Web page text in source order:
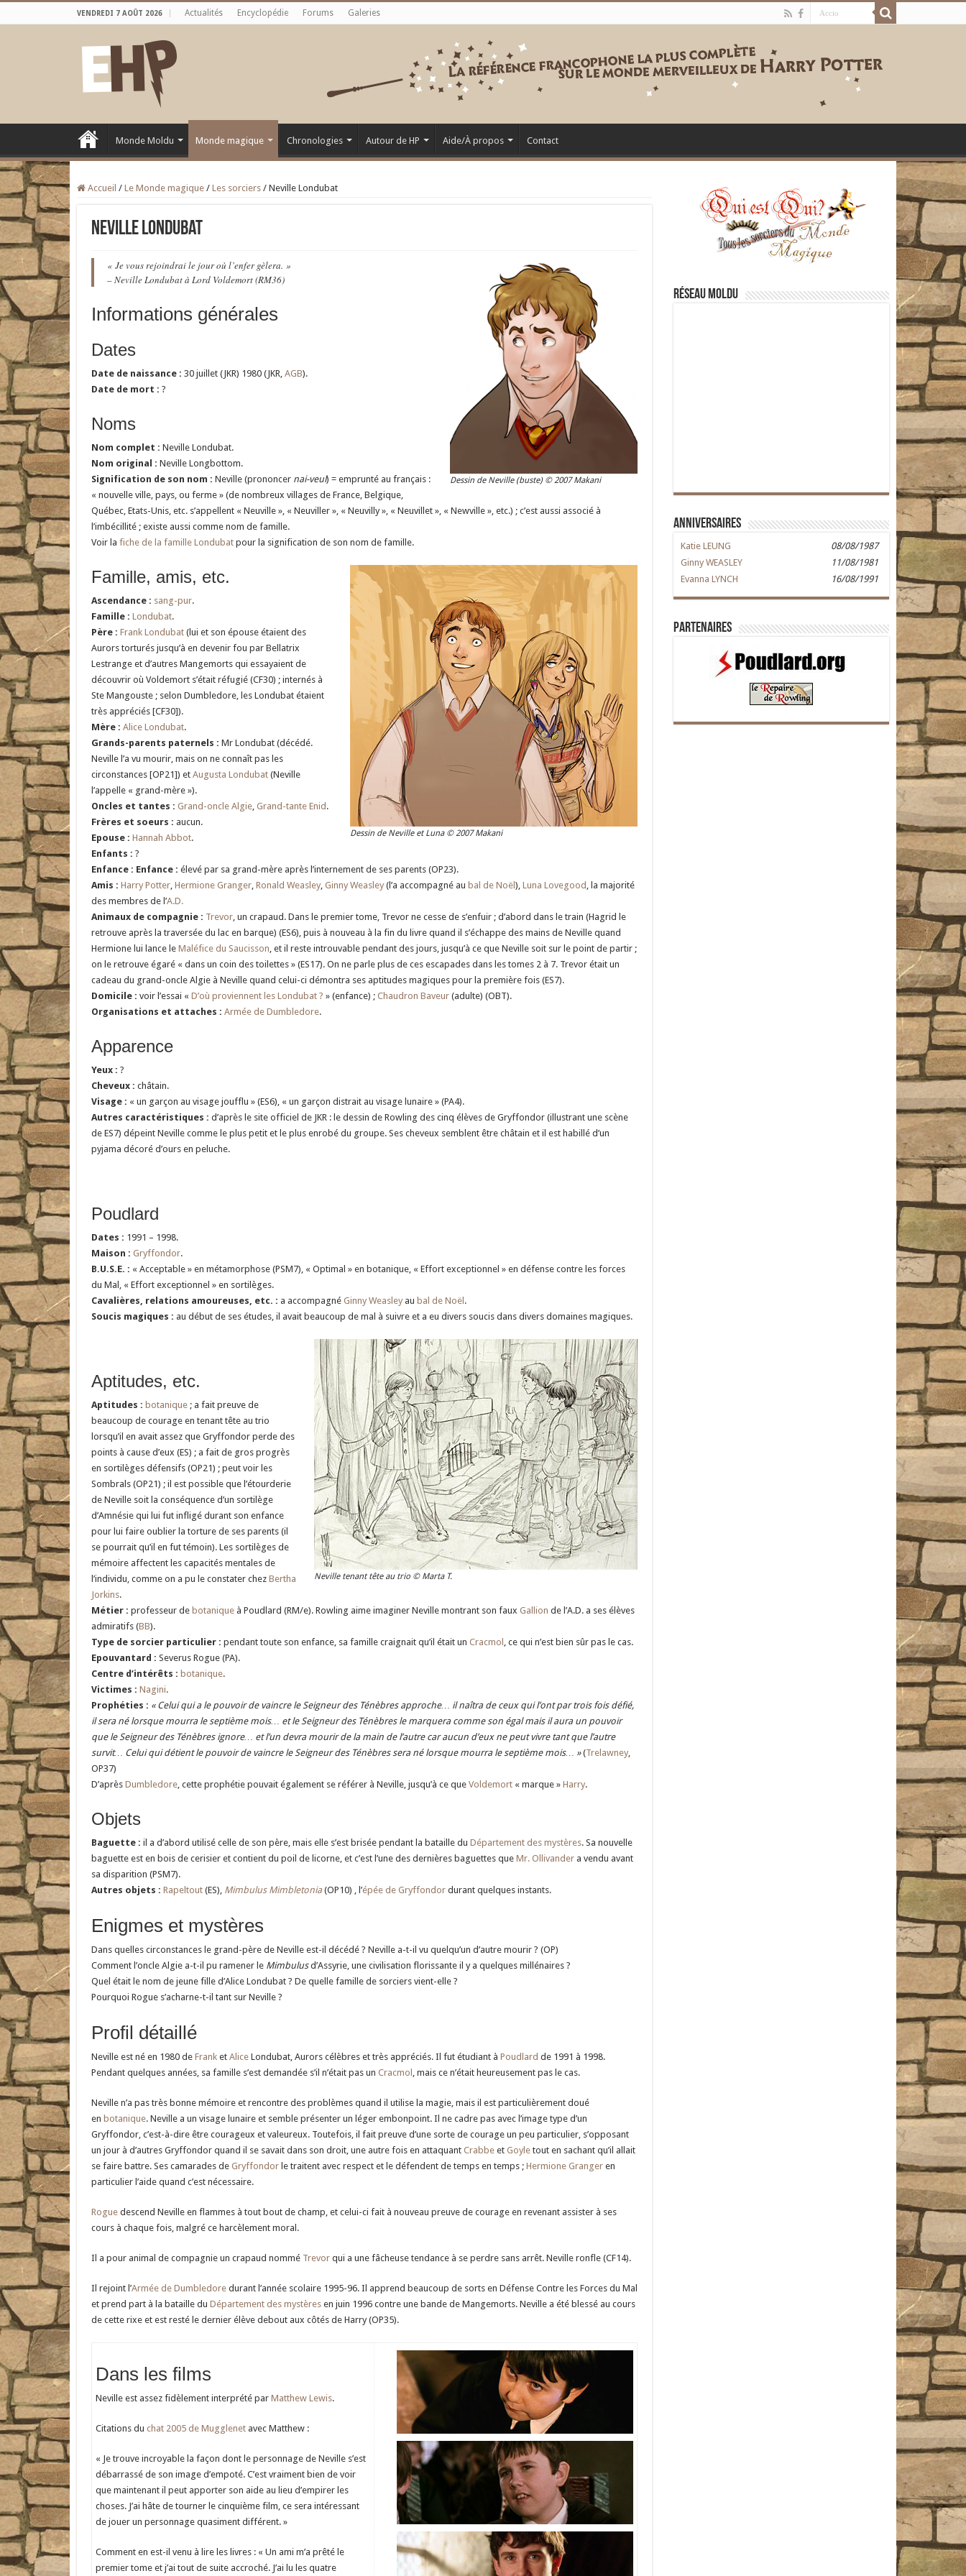
VENDREDI 7 AOÛT 2026 Actualités Encyclopédie Forums Galeries
Monde Moldu Monde magique Chronologies Autour de HP Aide/À propos Contact
Accueil / Le Monde magique / Les sorciers / Neville Londubat
Neville Londubat
Dessin de Neville (buste) © 2007 Makani
« Je vous rejoindrai le jour où l’enfer gèlera. »
– Neville Londubat à Lord Voldemort (RM36)
Informations générales
Dates
Date de naissance : 30 juillet (JKR) 1980 (JKR, AGB).
Date de mort : ?
Noms
Nom complet : Neville Londubat.
Nom original : Neville Longbottom.
Signification de son nom : Neville (prononcer nai-veul) = emprunté au français :
« nouvelle ville, pays, ou ferme » (de nombreux villages de France, Belgique,
Québec, Etats-Unis, etc. s’appellent « Neuville », « Neuviller », « Neuvilly », « Neuvillet », « Newville », etc.) ; c’est aussi associé à
l’imbécillité ; existe aussi comme nom de famille.
Voir la fiche de la famille Londubat pour la signification de son nom de famille.
Dessin de Neville et Luna © 2007 Makani
Famille, amis, etc.
Ascendance : sang-pur.
Famille : Londubat.
Père : Frank Londubat (lui et son épouse étaient des
Aurors torturés jusqu’à en devenir fou par Bellatrix
Lestrange et d’autres Mangemorts qui essayaient de
découvrir où Voldemort s’était réfugié (CF30) ; internés à
Ste Mangouste ; selon Dumbledore, les Londubat étaient
très appréciés [CF30]).
Mère : Alice Londubat.
Grands-parents paternels : Mr Londubat (décédé.
Neville l’a vu mourir, mais on ne connaît pas les
circonstances [OP21]) et Augusta Londubat (Neville
l’appelle « grand-mère »).
Oncles et tantes : Grand-oncle Algie, Grand-tante Enid .
Frères et soeurs : aucun.
Epouse : Hannah Abbot.
Enfants : ?
Enfance : Enfance : élevé par sa grand-mère après l’internement de ses parents (OP23).
Amis : Harry Potter, Hermione Granger, Ronald Weasley, Ginny Weasley (l’a accompagné au bal de Noël ), Luna Lovegood , la majorité
des membres de l’A.D.
Animaux de compagnie : Trevor, un crapaud. Dans le premier tome, Trevor ne cesse de s’enfuir ; d’abord dans le train (Hagrid le
retrouve après la traversée du lac en barque) (ES6), puis à nouveau à la fin du livre quand il s’échappe des mains de Neville quand
Hermione lui lance le Maléfice du Saucisson, et il reste introuvable pendant des jours, jusqu’à ce que Neville soit sur le point de partir ;
on le retrouve égaré « dans un coin des toilettes » (ES17). On ne parle plus de ces escapades dans les tomes 2 à 7. Trevor était un
cadeau du grand-oncle Algie à Neville quand celui-ci démontra ses aptitudes magiques pour la première fois (ES7).
Domicile : voir l’essai « D’où proviennent les Londubat ? » (enfance) ; Chaudron Baveur (adulte) (OBT).
Organisations et attaches : Armée de Dumbledore.
Apparence
Yeux : ?
Cheveux : châtain.
Visage : « un garçon au visage joufflu » (ES6), « un garçon distrait au visage lunaire » (PA4).
Autres caractéristiques : d’après le site officiel de JKR : le dessin de Rowling des cinq élèves de Gryffondor (illustrant une scène
de ES7) dépeint Neville comme le plus petit et le plus enrobé du groupe. Ses cheveux semblent être châtain et il est habillé d’un
pyjama décoré d’ours en peluche.
Poudlard
Dates : 1991 – 1998.
Maison : Gryffondor.
B.U.S.E. : « Acceptable » en métamorphose (PSM7), « Optimal » en botanique, « Effort exceptionnel » en défense contre les forces
du Mal, « Effort exceptionnel » en sortilèges.
Cavalières, relations amoureuses, etc. : a accompagné Ginny Weasley au bal de Noël .
Soucis magiques : au début de ses études, il avait beaucoup de mal à suivre et a eu divers soucis dans divers domaines magiques.
Neville tenant tête au trio © Marta T.
Aptitudes, etc.
Aptitudes : botanique ; a fait preuve de
beaucoup de courage en tenant tête au trio
lorsqu’il en avait assez que Gryffondor perde des
points à cause d’eux (ES) ; a fait de gros progrès
en sortilèges défensifs (OP21) ; peut voir les
Sombrals (OP21) ; il est possible que l’étourderie
de Neville soit la conséquence d’un sortilège
d’Amnésie qui lui fut infligé durant son enfance
pour lui faire oublier la torture de ses parents (il
se pourrait qu’il en fut témoin). Les sortilèges de
mémoire affectent les capacités mentales de
l’individu, comme on a pu le constater chez Bertha
Jorkins.
Métier : professeur de botanique à Poudlard (RM/e). Rowling aime imaginer Neville montrant son faux Gallion de l’A.D. a ses élèves
admiratifs (BB).
Type de sorcier particulier : pendant toute son enfance, sa famille craignait qu’il était un Cracmol , ce qui n’est bien sûr pas le cas.
Epouvantard : Severus Rogue (PA).
Centre d’intérêts : botanique.
Victimes : Nagini.
Prophéties : « Celui qui a le pouvoir de vaincre le Seigneur des Ténèbres approche… il naîtra de ceux qui l’ont par trois fois défié,
il sera né lorsque mourra le septième mois… et le Seigneur des Ténèbres le marquera comme son égal mais il aura un pouvoir
que le Seigneur des Ténèbres ignore… et l’un devra mourir de la main de l’autre car aucun d’eux ne peut vivre tant que l’autre
survit… Celui qui détient le pouvoir de vaincre le Seigneur des Ténèbres sera né lorsque mourra le septième mois… »(Trelawney,
OP37)
D’après Dumbledore, cette prophétie pouvait également se référer à Neville, jusqu’à ce que Voldemort « marque » Harry.
Objets
Baguette : il a d’abord utilisé celle de son père, mais elle s’est brisée pendant la bataille du Département des mystères. Sa nouvelle
baguette est en bois de cerisier et contient du poil de licorne, et c’est l’une des dernières baguettes que Mr. Ollivander a vendu avant
sa disparition (PSM7).
Autres objets : Rapeltout (ES), Mimbulus Mimbletonia (OP10) , l’épée de Gryffondor durant quelques instants.
Enigmes et mystères
Dans quelles circonstances le grand-père de Neville est-il décédé ? Neville a-t-il vu quelqu’un d’autre mourir ? (OP)
Comment l’oncle Algie a-t-il pu ramener le Mimbulusd’Assyrie, une civilisation florissante il y a quelques millénaires ?
Quel était le nom de jeune fille d’Alice Londubat ? De quelle famille de sorciers vient-elle ?
Pourquoi Rogue s’acharne-t-il tant sur Neville ?
Profil détaillé
Neville est né en 1980 de Frank et Alice Londubat, Aurors célèbres et très appréciés. Il fut étudiant à Poudlard de 1991 à 1998.
Pendant quelques années, sa famille s’est demandée s’il n’était pas un Cracmol , mais ce n’était heureusement pas le cas.
Neville n’a pas très bonne mémoire et rencontre des problèmes quand il utilise la magie, mais il est particulièrement doué
en botanique. Neville a un visage lunaire et semble présenter un léger embonpoint. Il ne cadre pas avec l’image type d’un
Gryffondor, c’est-à-dire être courageux et valeureux. Toutefois, il fait preuve d’une sorte de courage un peu particulier, s’opposant
un jour à d’autres Gryffondor quand il se savait dans son droit, une autre fois en attaquant Crabbe et Goyle tout en sachant qu’il allait
se faire battre. Ses camarades de Gryffondor le traitent avec respect et le défendent de temps en temps ; Hermione Granger en
particulier l’aide quand c’est nécessaire.
Rogue descend Neville en flammes à tout bout de champ, et celui-ci fait à nouveau preuve de courage en revenant assister à ses
cours à chaque fois, malgré ce harcèlement moral.
Il a pour animal de compagnie un crapaud nommé Trevor qui a une fâcheuse tendance à se perdre sans arrêt. Neville ronfle (CF14).
Il rejoint l’Armée de Dumbledore durant l’année scolaire 1995-96. Il apprend beaucoup de sorts en Défense Contre les Forces du Mal
et prend part à la bataille du Département des mystères en juin 1996 contre une bande de Mangemorts. Neville a été blessé au cours
de cette rixe et est resté le dernier élève debout aux côtés de Harry (OP35).
Dans les films
Neville est assez fidèlement interprété parMatthew Lewis.
Citations duchat 2005 de Mugglenet avec Matthew :
« Je trouve incroyable la façon dont le personnage de Neville s’est
débarrassé de son image d’empoté. C’est vraiment bien de voir
que maintenant il peut apporter son aide au lieu d’empirer les
choses. J’ai hâte de tourner le cinquième film, ce sera intéressant
de jouer un personnage quasiment différent. »
Comment en est-il venu à lire les livres : « Un ami m’a prêté le
premier tome et j’ai tout de suite accroché. J’ai lu les quatre
Réseau moldu
Anniversaires
Katie LEUNG
08/08/1987
Ginny WEASLEY
11/08/1981
Evanna LYNCH
16/08/1991
Partenaires